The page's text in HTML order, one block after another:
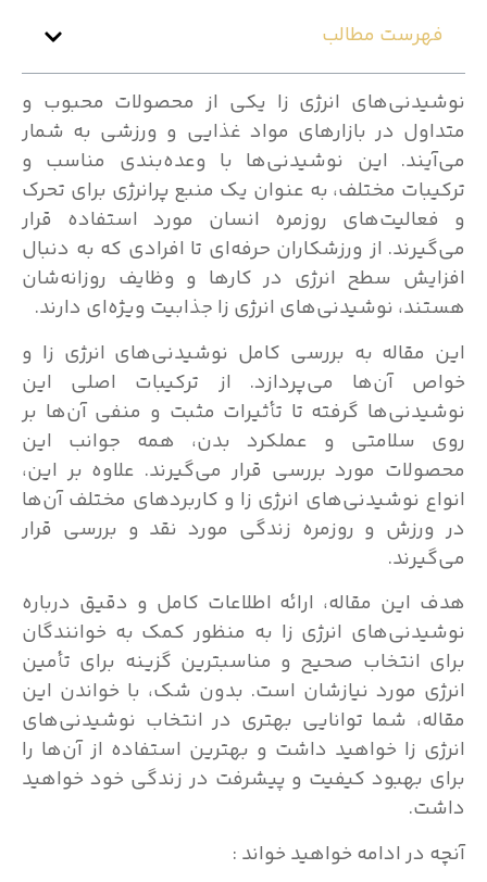
فهرست مطالب
نوشیدنی‌های انرژی زا یکی از محصولات محبوب و
متداول در بازارهای مواد غذایی و ورزشی به شمار
می‌آیند. این نوشیدنی‌ها با وعده‌بندی مناسب و
ترکیبات مختلف، به عنوان یک منبع پرانرژی برای تحرک
و فعالیت‌های روزمره انسان مورد استفاده قرار
می‌گیرند. از ورزشکاران حرفه‌ای تا افرادی که به دنبال
افزایش سطح انرژی در کارها و وظایف روزانه‌شان
هستند، نوشیدنی‌های انرژی زا جذابیت ویژه‌ای دارند.
این مقاله به بررسی کامل نوشیدنی‌های انرژی زا و
خواص آن‌ها می‌پردازد. از ترکیبات اصلی این
نوشیدنی‌ها گرفته تا تأثیرات مثبت و منفی آن‌ها بر
روی سلامتی و عملکرد بدن، همه جوانب این
محصولات مورد بررسی قرار می‌گیرند. علاوه بر این،
انواع نوشیدنی‌های انرژی زا و کاربردهای مختلف آن‌ها
در ورزش و روزمره زندگی مورد نقد و بررسی قرار
می‌گیرند.
هدف این مقاله، ارائه اطلاعات کامل و دقیق درباره
نوشیدنی‌های انرژی زا به منظور کمک به خوانندگان
برای انتخاب صحیح و مناسبترین گزینه برای تأمین
انرژی مورد نیازشان است. بدون شک، با خواندن این
مقاله، شما توانایی بهتری در انتخاب نوشیدنی‌های
انرژی زا خواهید داشت و بهترین استفاده از آن‌ها را
برای بهبود کیفیت و پیشرفت در زندگی خود خواهید
داشت.
آنچه در ادامه خواهید خواند :